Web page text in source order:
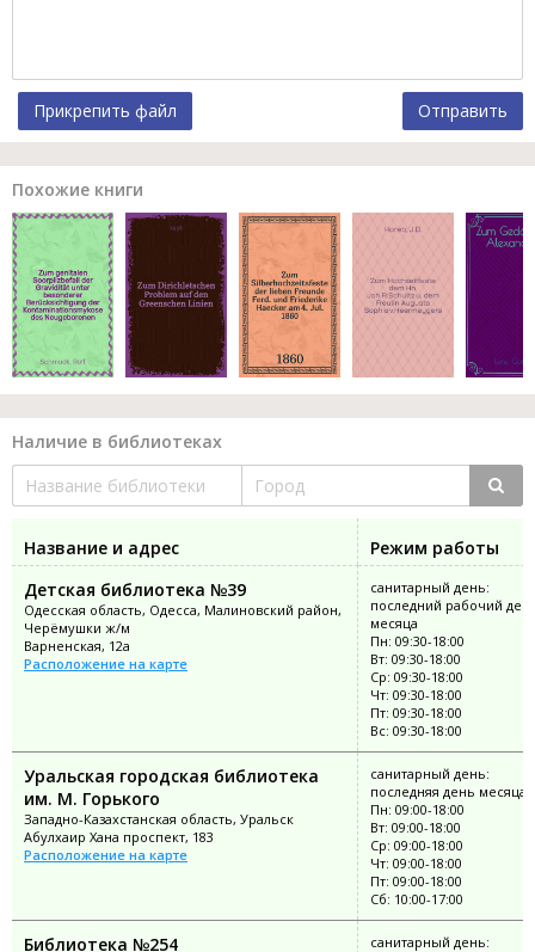
Прикрепить файл Отправить
Похожие книги
Наличие в библиотеках
Название и адрес
Режим работы
Детская библиотека №39
Одесская область, Одесса, Малиновский район,
Черёмушки ж/м
Варненская, 12а
Расположение на карте
санитарный день:
последний рабочий
месяца
Пн: 09:30-18:00
Вт: 09:30-18:00
Ср: 09:30-18:00
Чт: 09:30-18:00
Пт: 09:30-18:00
Вс: 09:30-18:00
Уральская городская библиотека
им. М. Горького
Западно-Казахстанская область, Уральск
Абулхаир Хана проспект, 183
Расположение на карте
санитарный день:
последняя день месяца
Пн: 09:00-18:00
Вт: 09:00-18:00
Ср: 09:00-18:00
Чт: 09:00-18:00
Пт: 09:00-18:00
Сб: 10:00-17:00
Библиотека №254
санитарный день: